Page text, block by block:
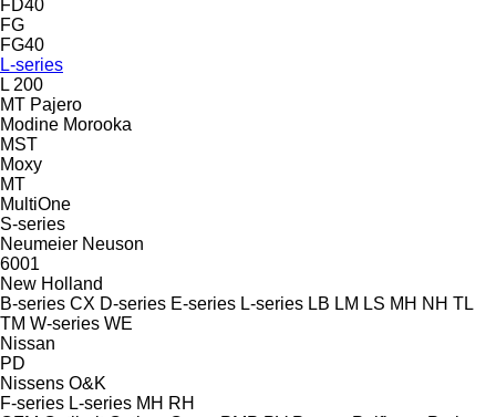
FD40
FG
FG40
L-series
L 200
MT Pajero
Modine Morooka
MST
Moxy
MT
MultiOne
S-series
Neumeier Neuson
6001
New Holland
B-series CX D-series E-series L-series LB LM LS MH NH TL
TM W-series WE
Nissan
PD
Nissens O&K
F-series L-series MH RH